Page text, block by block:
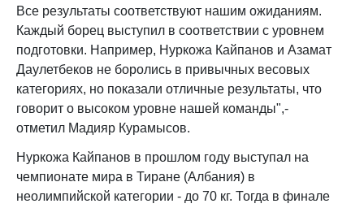
Все результаты соответствуют нашим ожиданиям.
Каждый борец выступил в соответствии с уровнем
подготовки. Например, Нуркожа Кайпанов и Азамат
Даулетбеков не боролись в привычных весовых
категориях, но показали отличные результаты, что
говорит о высоком уровне нашей команды",-
отметил Мадияр Курамысов.
Нуркожа Кайпанов в прошлом году выступал на
чемпионате мира в Тиране (Албания) в
неолимпийской категории - до 70 кг. Тогда в финале